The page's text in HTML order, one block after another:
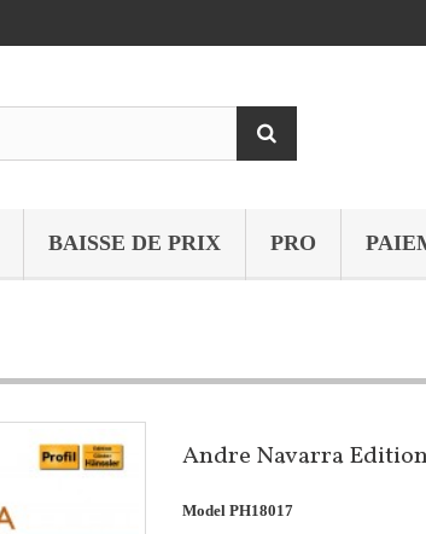
BAISSE DE PRIX PRO
Andre Navarra
Model PH18017